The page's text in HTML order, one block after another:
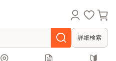
詳細検索